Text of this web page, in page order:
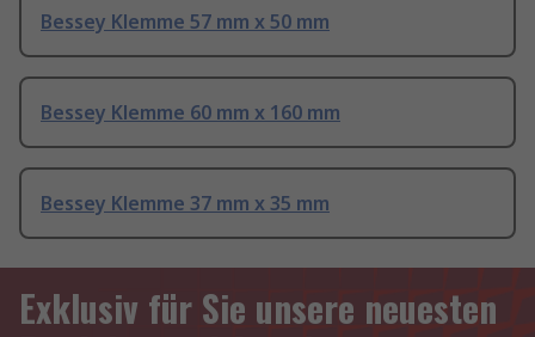
Bessey Klemme 57 mm x 50 mm
Bessey Klemme 60 mm x 160 mm
Bessey Klemme 37 mm x 35 mm
Exklusiv für Sie unsere neuesten